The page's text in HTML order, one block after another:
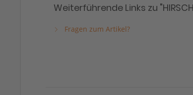
Weiterführende Links zu
Fragen zum Artikel?